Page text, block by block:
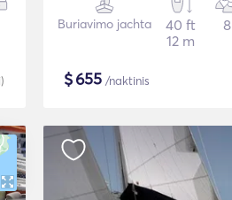
)
Buriavimo jachta
40 ft
12 m
8
$655 /naktinis